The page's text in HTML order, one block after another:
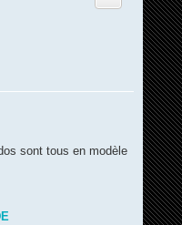
sont tous en modèle